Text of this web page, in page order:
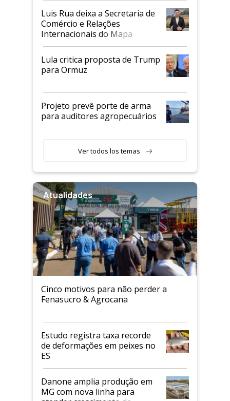
Luis Rua deixa a Secretaria de
Comércio e Relações
Internacionais do Mapa
Lula critica proposta de Trump
para Ormuz
Projeto prevê porte de arma
para auditores agropecuários
Ver todos los temas
Atualidades
Cinco motivos para não perder a
Fenasucro & Agrocana
Estudo registra taxa recorde
de deformações em peixes no
ES
Danone amplia produção em
MG com nova linha para